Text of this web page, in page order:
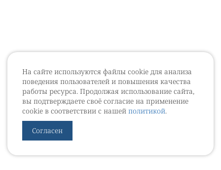
На сайте используются файлы cookie для анализа
поведения пользователей и повышения качества
работы ресурса. Продолжая использование сайта,
вы подтверждаете своё согласие на применение
cookie в соответствии с нашей политикой.
Согласен